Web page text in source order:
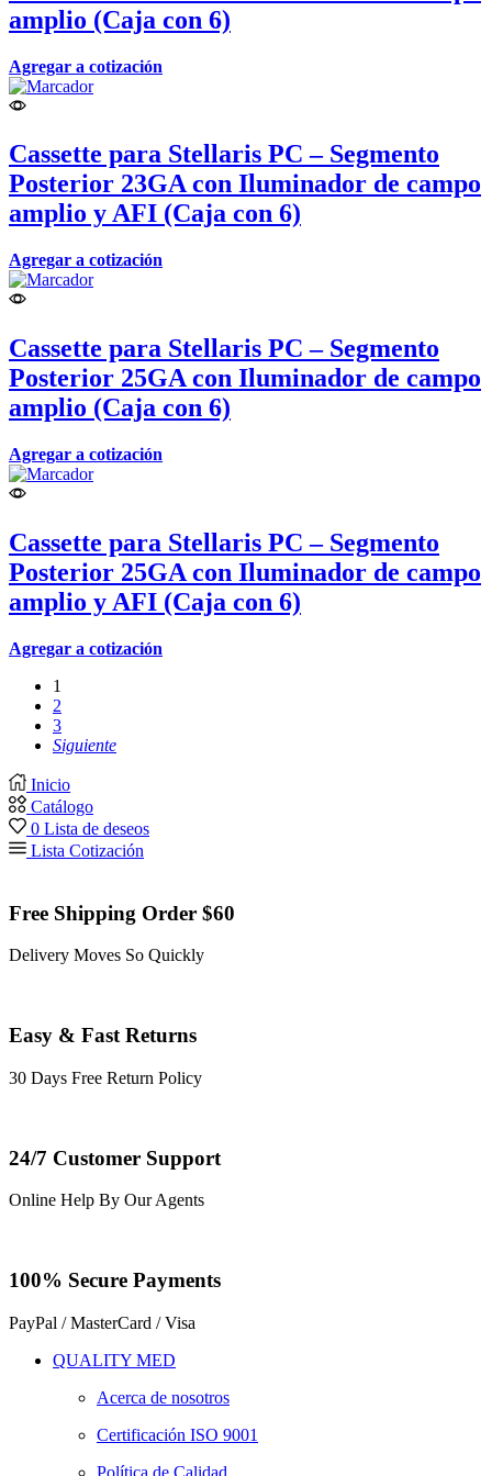
amplio (Caja con 6)
Agregar a cotización
Cassette para Stellaris PC – Segmento
Posterior 23GA con Iluminador de campo
amplio y AFI (Caja con 6)
Agregar a cotización
Cassette para Stellaris PC – Segmento
Posterior 25GA con Iluminador de campo
amplio (Caja con 6)
Agregar a cotización
Cassette para Stellaris PC – Segmento
Posterior 25GA con Iluminador de campo
amplio y AFI (Caja con 6)
Agregar a cotización
1
2
3
Siguiente
Inicio
Catálogo
0 Lista de deseos
Lista Cotización
Free Shipping Order $60
Delivery Moves So Quickly
Easy & Fast Returns
30 Days Free Return Policy
24/7 Customer Support
Online Help By Our Agents
100% Secure Payments
PayPal / MasterCard / Visa
QUALITY MED
Acerca de nosotros
Certificación ISO 9001
Política de Calidad